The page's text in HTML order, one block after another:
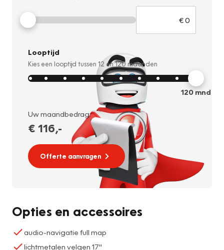
Looptijd
Kies een looptijd tussen 12 en120 maanden
120mnd
Uw maandbedrag:
€ 116,-
Offerte aanvragen
Opties en accessoires
audio-navigatie full map
lichtmetalen velgen 17"